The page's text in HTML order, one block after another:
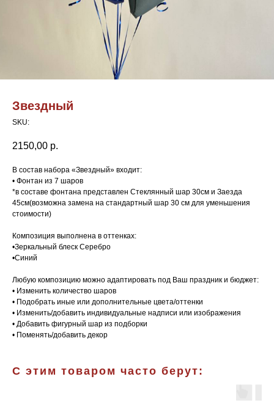
Звездный
SKU:
2150,00 р.
В состав набора «Звездный» входит:
• Фонтан из 7 шаров
*в составе фонтана представлен Стеклянный шар 30см и Заезда
45см(возможна замена на стандартный шар 30 см для уменьшения
стоимости)
Композиция выполнена в оттенках:
•Зеркальный блеск Серебро
•Синий
Любую композицию можно адаптировать под Ваш праздник и бюджет:
• Изменить количество шаров
• Подобрать иные или дополнительные цвета/оттенки
• Изменить/добавить индивидуальные надписи или изображения
• Добавить фигурный шар из подборки
• Поменять/добавить декор
С этим товаром часто берут: